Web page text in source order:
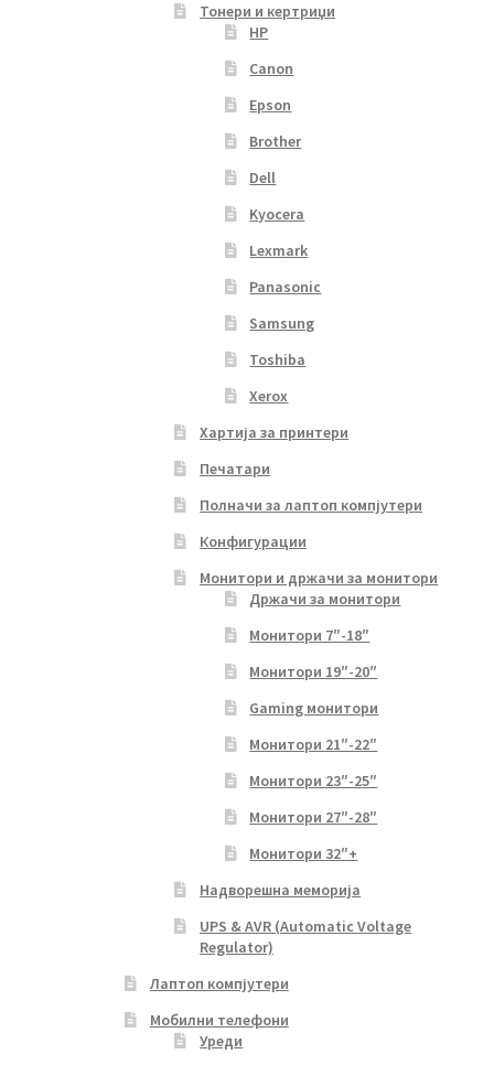
Тонери и кертриџи
HP
Canon
Epson
Brother
Dell
Kyocera
Lexmark
Panasonic
Samsung
Toshiba
Xerox
Хартија за принтери
Печатари
Полначи за лаптоп компјутери
Конфигурации
Монитори и држачи за монитори
Држачи за монитори
Монитори 7″-18″
Монитори 19″-20″
Gaming монитори
Монитори 21″-22″
Монитори 23″-25″
Монитори 27″-28″
Монитори 32″+
Надворешна меморија
UPS & AVR (Automatic Voltage
Regulator)
Лаптоп компјутери
Мобилни телефони
Уреди